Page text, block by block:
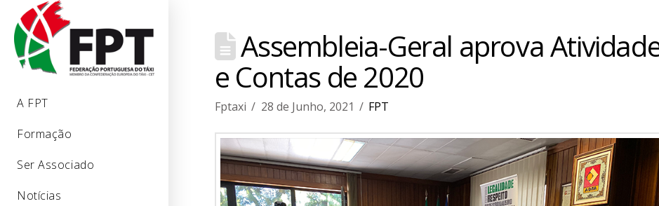
A FPT
Formação
Ser Associado
Notícias
Assembleia-Geral aprova
e Contas de 2020
Fptaxi 28 de Junho, 2021 FPT